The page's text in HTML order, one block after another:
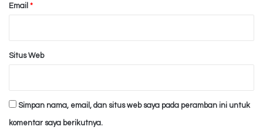
Email *
Situs Web
Simpan nama, email, dan situs web saya pada peramban ini untuk
komentar saya berikutnya.